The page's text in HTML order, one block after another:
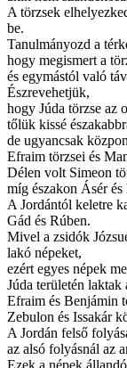
A törzsek
be.
Tanulmányozd a
hogy megismert a
és egymástól való
Észrevehetjük,
hogy Júda törzse az
tőlük kissé
de ugyancsak
Efraim törzsei és
Délen volt Simeon
míg északon Ásér
A Jordántól keletre
Gád és Rúben.
Mivel a zsidók
lakó népeket,
ezért egyes népek
Júda területén laktak
Efraim és Benjámin
Zebulon és Issakár
A Jordán felső
az alsó folyásnál az
Ezek a népek